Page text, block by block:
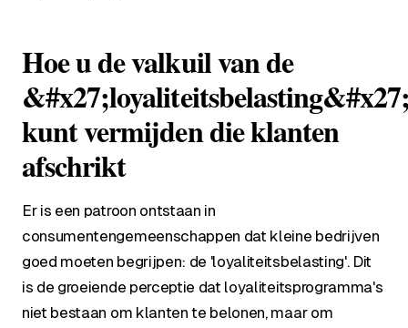
Hoe u de valkuil van de
kunt vermijden die klanten
afschrikt
Er is een patroon ontstaan in
consumentengemeenschappen dat kleine bedrijven
goed moeten begrijpen: de 'loyaliteitsbelasting'. Dit
is de groeiende perceptie dat loyaliteitsprogramma's
niet bestaan om klanten te belonen, maar om